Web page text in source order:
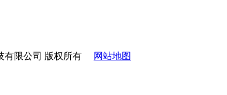
有限公司 版权所有 网站地图